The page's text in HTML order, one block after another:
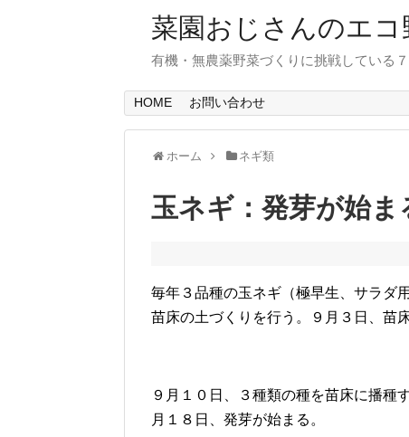
菜園おじさんのエコ
有機・無農薬野菜づくりに挑戦している
HOME お問い合わせ
ホーム ネギ類
玉ネギ：発芽が始ま
毎年３品種の玉ネギ（極早生、サラダ
苗床の土づくりを行う。９月３日、苗
９月１０日、３種類の種を苗床に播種
月１８日、発芽が始まる。